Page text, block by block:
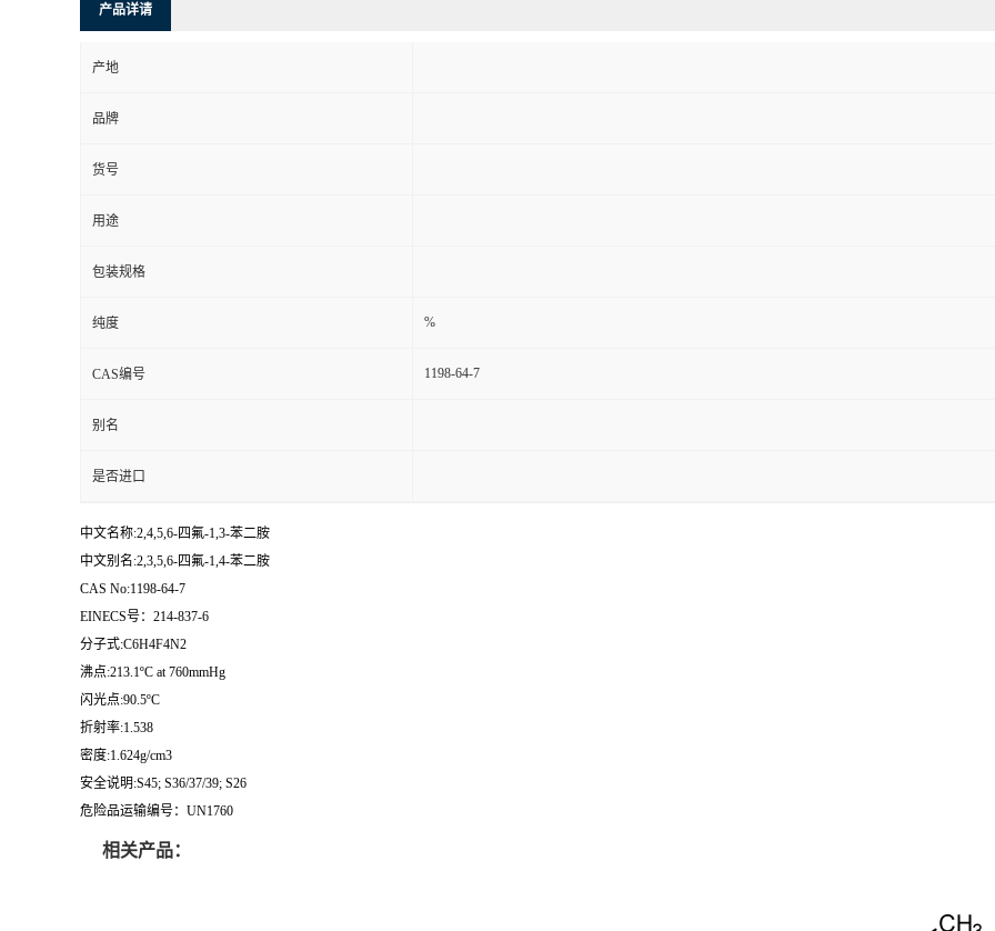
产品详请
产地
品牌
货号
用途
包装规格
纯度 %
CAS编号 1198-64-7
别名
是否进口
中文名称:2,4,5,6-四氟-1,3-苯二胺
中文别名:2,3,5,6-四氟-1,4-苯二胺
CAS No:1198-64-7
EINECS号：214-837-6
分子式:C6H4F4N2
沸点:213.1ºC at 760mmHg
闪光点:90.5ºC
折射率:1.538
密度:1.624g/cm3
安全说明:S45; S36/37/39; S26
危险品运输编号：UN1760
相关产品：